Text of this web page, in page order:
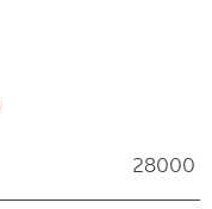
28000